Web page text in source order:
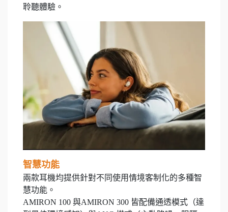
聆聽體驗。
智慧功能
兩款耳機均提供針對不同使用情境客制化的多種智
慧功能。
AMIRON 100 與AMIRON 300 皆配備通透模式（達